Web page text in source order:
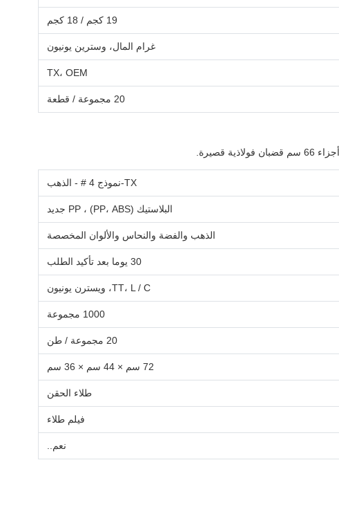
19 كجم / 18 كجم
غرام المال، وسترين يونيون
TX، OEM
20 مجموعة / قطعة
TX-نموذج 4 # - الذهب
البلاستيك (PP، ABS) ، PP جديد
الذهب والفضة والنحاس والألوان المخصصة
30 يوما بعد تأكيد الطلب
TT، L / C، ويسترن يونيون
1000 مجموعة
20 مجموعة / طن
72 سم × 44 سم × 36 سم
طلاء الحقن
فيلم طلاء
نعم..